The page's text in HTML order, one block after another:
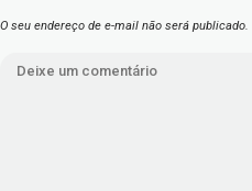
O seu endereço de e-mail não será publicado.